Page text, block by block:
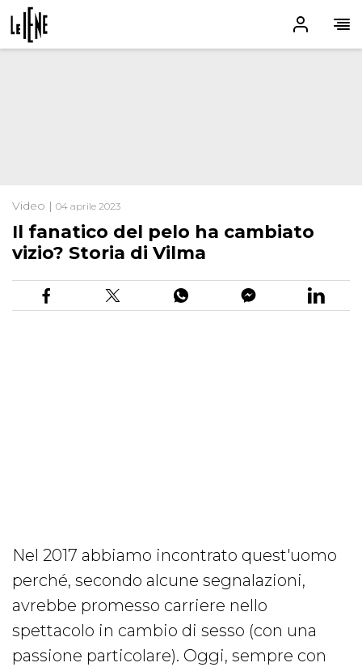
Video | 04 aprile 2023
Il fanatico del pelo ha cambiato
vizio? Storia di Vilma
Nel 2017 abbiamo incontrato quest'uomo
perché, secondo alcune segnalazioni,
avrebbe promesso carriere nello
spettacolo in cambio di sesso (con una
passione particolare). Oggi, sempre con